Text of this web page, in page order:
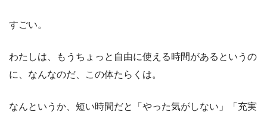
すごい。
わたしは、もうちょっと自由に使える時間があるというの
に、なんなのだ、この体たらくは。
なんというか、短い時間だと「やった気がしない」「充実